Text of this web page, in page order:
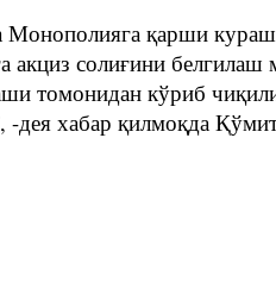
Монополияга қарши
солиғини белгилаш
томонидан кўриб
дея хабар қилмоқда